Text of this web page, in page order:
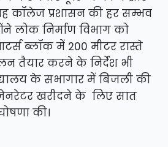
कॉलेज प्रशासन की हर सम्भव
लोक निर्माण विभाग को
ब्लॉक में 200 मीटर रास्ते
तैयार करने के निर्देश भी
के सभागार में बिजली की
जेनरेटर खरीदने के लिए सात
की।